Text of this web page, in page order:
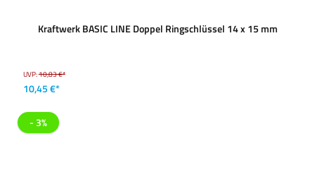
Kraftwerk BASIC LINE Doppel Ringschlüssel 14 x 15 mm
UVP:10,83 €*
10,45 €*
- 3%